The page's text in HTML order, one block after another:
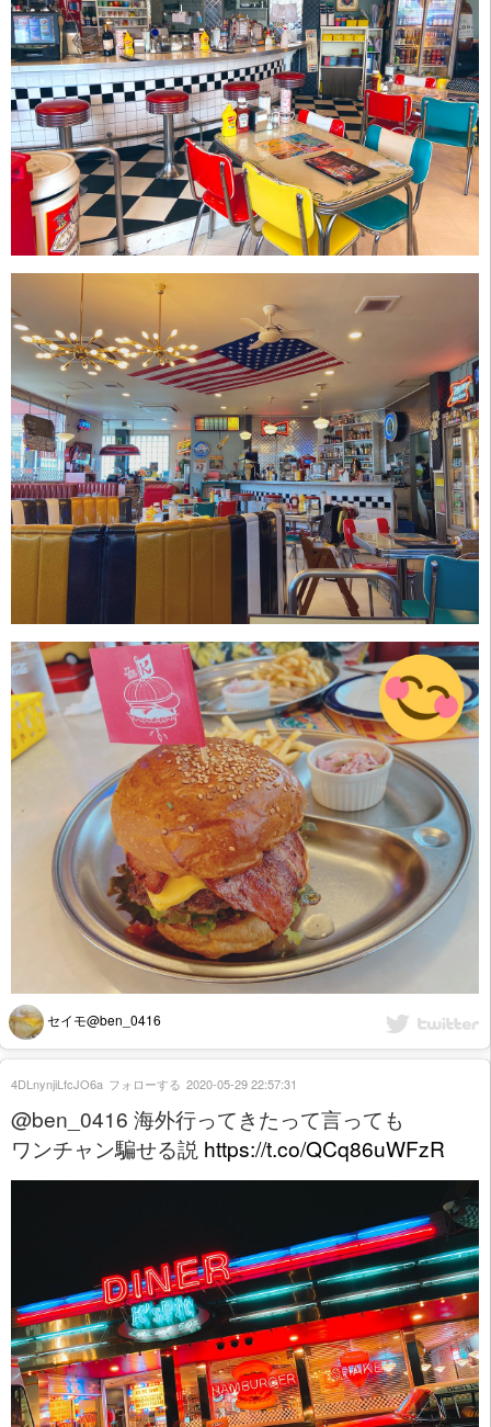
セイモ@ben_0416
@ben_0416 海外行ってきたって言っても
ワンチャン騙せる説 https://t.co/QCq86uWFzR
4DLnynjiLfcJO6a フォローする 2020-05-29 22:57:31